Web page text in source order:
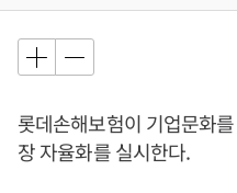
롯데손해보험이 기업문화
장 자율화를 실시한다.